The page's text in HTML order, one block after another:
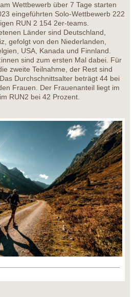
Wettbewerb über 7 Tage starten
eingeführten Solo-Wettbewerb 222
RUN 2 154 2er-teams.
Länder sind Deutschland,
gefolgt von den Niederlanden,
USA, Kanada und Finnland.
sind zum ersten Mal dabei. Für
zweite Teilnahme, der Rest sind
Durchschnittsalter beträgt 44 bei
Frauen. Der Frauenanteil liegt im
RUN2 bei 42 Prozent.